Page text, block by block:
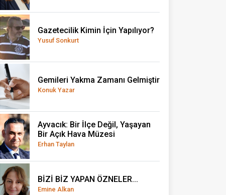
Gazetecilik Kimin İçin Yapılıyor?
Yusuf Sonkurt
Gemileri Yakma Zamanı Gelmiştir
Konuk Yazar
Ayvacık: Bir İlçe Değil, Yaşayan
Bir Açık Hava Müzesi
Erhan Taylan
BİZİ BİZ YAPAN ÖZNELER...
Emine Alkan